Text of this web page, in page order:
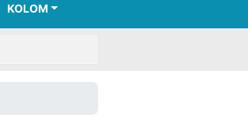
KOLOM